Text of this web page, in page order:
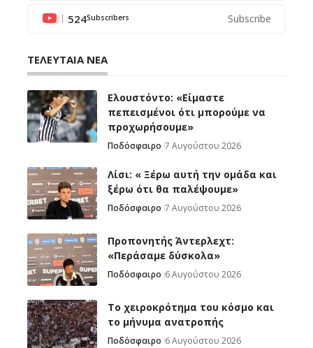
524Subscribers Subscribe
ΤΕΛΕΥΤΑΙΑ ΝΕΑ
Ελουστόντο: «Είμαστε
πεπεισμένοι ότι μπορούμε να
προχωρήσουμε»
Ποδόσφαιρο 7 Αυγούστου 2026
Λίσι: « Ξέρω αυτή την ομάδα και
ξέρω ότι θα παλέψουμε»
Ποδόσφαιρο 7 Αυγούστου 2026
Προπονητής Άντερλεχτ:
«Περάσαμε δύσκολα»
Ποδόσφαιρο 6 Αυγούστου 2026
Το χειροκρότημα του κόσμο και
το μήνυμα ανατροπής
Ποδόσφαιρο 6 Αυγούστου 2026